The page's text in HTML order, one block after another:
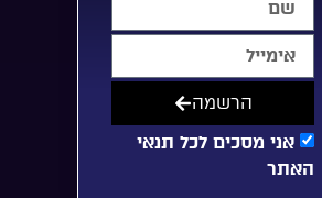
אני מסכים לכל תנאי
האתר
הרשמה